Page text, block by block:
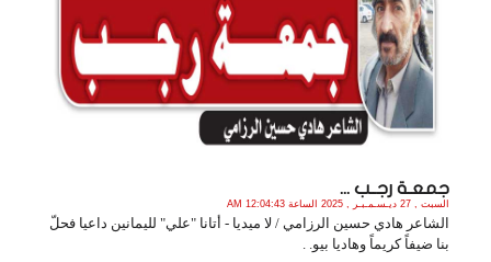
جمعـة رجــب ...
السبت , 27 ديـسـمـبـر , 2025 الساعة 12:04:43 AM
الشاعر هادي حسين الرزامي / لا ميديا - أتانا "علي" لليمانين داعيا فحلّ
بنا ضيفاً كريماً وهاديا بيو. .